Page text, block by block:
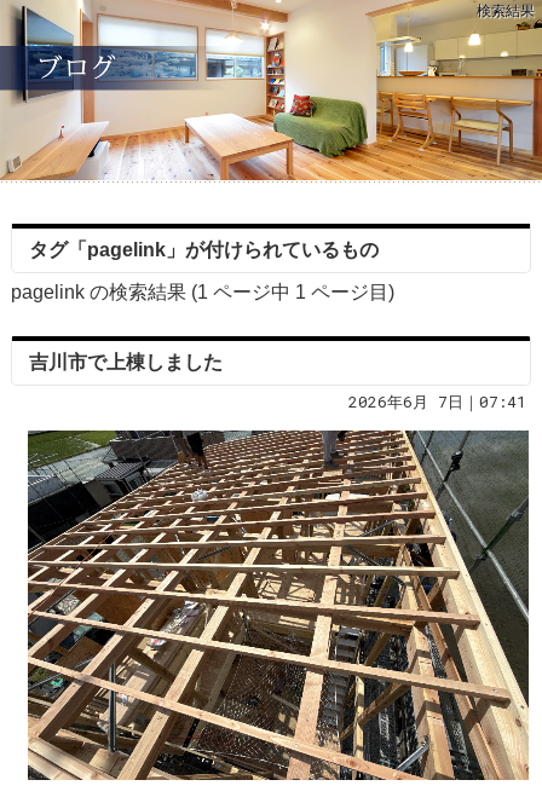
検索結果
タグ「pagelink」が付けられているもの
pagelink の検索結果 (1 ページ中 1 ページ目)
吉川市で上棟しました
2026年6月 7日｜07:41